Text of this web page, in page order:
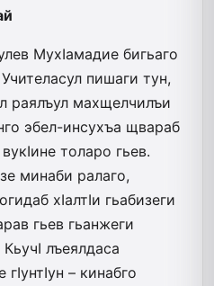
МухIамадие бигьаго
пишаги тун,
раялъул махщелчилъи
эбел-инсухъа щвараб
толаро гьев.
минаби ралаго,
хIалтIи гьабизеги
гьев гьанжеги
лъеялдаса
гIунтIун – кинабго